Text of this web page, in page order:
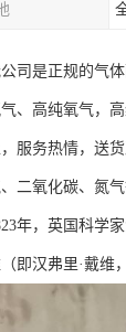
司是正规的气
、高纯氧气，
，服务热情，送
二氧化碳、氮
年，英国科学
即汉弗里·戴维